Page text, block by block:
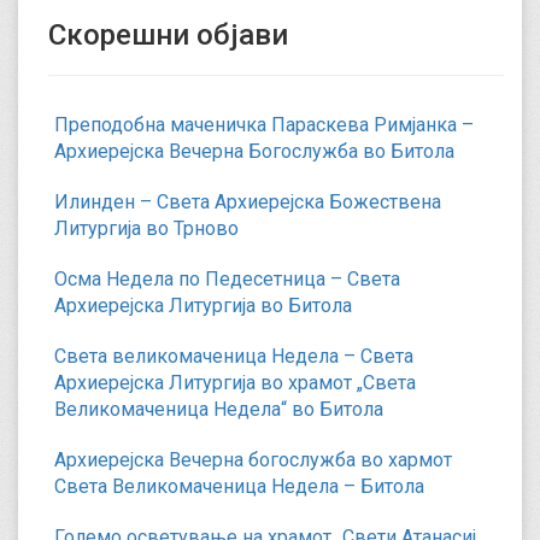
Скорешни објави
Преподобна маченичка Параскева Римјанка –
Архиерејска Вечерна Богослужба во Битола
Илинден – Света Архиерејска Божествена
Литургија во Трново
Осма Недела по Педесетница – Света
Архиерејска Литургија во Битола
Света великомаченица Недела – Света
Архиерејска Литургија во храмот „Света
Великомаченица Недела“ во Битола
Архиерејска Вечерна богослужба во хармот
Света Великомаченица Недела – Битола